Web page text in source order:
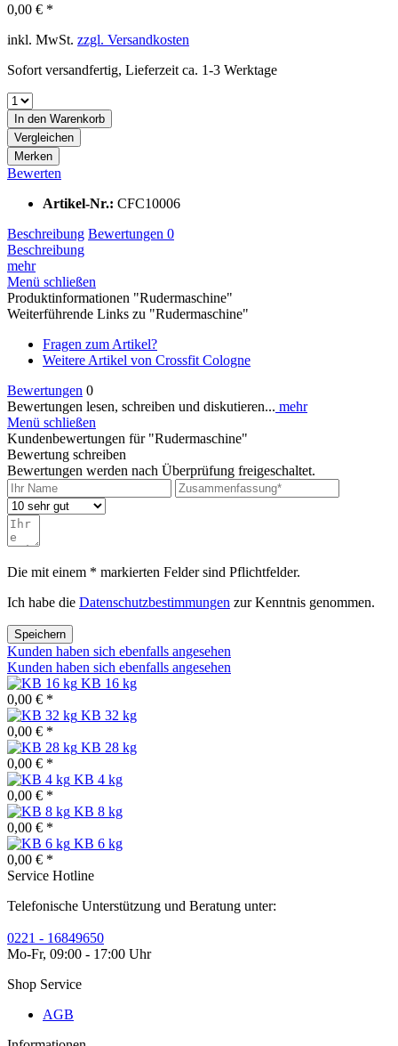
0,00 € *
inkl. MwSt. zzgl. Versandkosten
Sofort versandfertig, Lieferzeit ca. 1-3 Werktage
In den Warenkorb
Vergleichen
Merken
Bewerten
Artikel-Nr.: CFC10006
Beschreibung Bewertungen 0
Beschreibung
mehr
Menü schließen
Produktinformationen "Rudermaschine"
Weiterführende Links zu "Rudermaschine"
Fragen zum Artikel?
Weitere Artikel von Crossfit Cologne
Bewertungen 0
Bewertungen lesen, schreiben und diskutieren... mehr
Menü schließen
Kundenbewertungen für "Rudermaschine"
Bewertung schreiben
Bewertungen werden nach Überprüfung freigeschaltet.
Die mit einem * markierten Felder sind Pflichtfelder.
Ich habe die Datenschutzbestimmungen zur Kenntnis genommen.
Speichern
Kunden haben sich ebenfalls angesehen
Kunden haben sich ebenfalls angesehen
KB 16 kg
0,00 € *
KB 32 kg
0,00 € *
KB 28 kg
0,00 € *
KB 4 kg
0,00 € *
KB 8 kg
0,00 € *
KB 6 kg
0,00 € *
Service Hotline
Telefonische Unterstützung und Beratung unter:
0221 - 16849650
Mo-Fr, 09:00 - 17:00 Uhr
Shop Service
AGB